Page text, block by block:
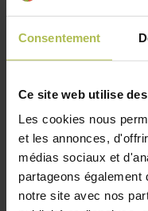
Consentement
Ce site web utilise des
Les cookies nous
et les annonces,
médias sociaux et
partageons
notre site avec nos